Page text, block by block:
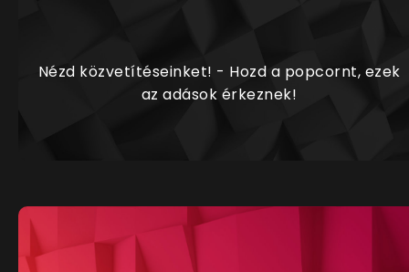
Nézd közvetítéseinket! - Hozd a popcornt, ezek
az adások érkeznek!